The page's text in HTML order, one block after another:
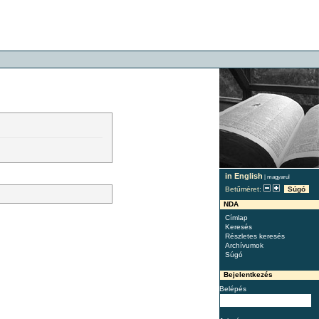
in English | magyarul
Betűméret:
Súgó
NDA
Címlap
Keresés
Részletes keresés
Archívumok
Súgó
Bejelentkezés
Belépés